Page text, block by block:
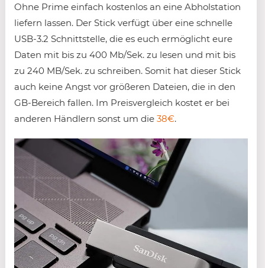
Ohne Prime einfach kostenlos an eine Abholstation
liefern lassen. Der Stick verfügt über eine schnelle
USB-3.2 Schnittstelle, die es euch ermöglicht eure
Daten mit bis zu 400 Mb/Sek. zu lesen und mit bis
zu 240 MB/Sek. zu schreiben. Somit hat dieser Stick
auch keine Angst vor größeren Dateien, die in den
GB-Bereich fallen. Im Preisvergleich kostet er bei
anderen Händlern sonst um die 38€.